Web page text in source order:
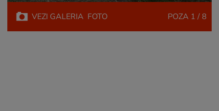
VEZI GALERIA FOTO POZA 1 / 8